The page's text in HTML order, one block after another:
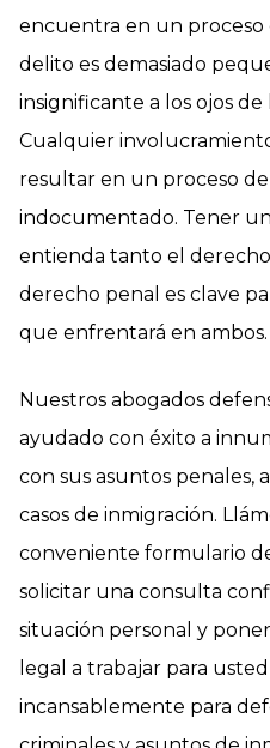
encuentra en un
delito es demasiado
insignificante a los ojos
Cualquier
resultar en un proceso
indocumentado. Tener
entienda tanto el
derecho penal es clave
que enfrentará en ambos.
Nuestros abogados
ayudado con éxito a
con sus asuntos penales,
casos de inmigración.
conveniente formulario
solicitar una consulta
situación personal y
legal a trabajar para
incansablemente para